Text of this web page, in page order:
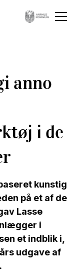
anno
i de
kunstig
på et af de
Lasse
i
et indblik i,
udgave af